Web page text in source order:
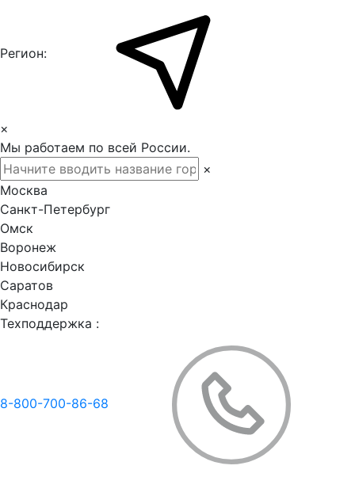
Регион:
×
Мы работаем по всей России.
×
Москва
Санкт-Петербург
Омск
Воронеж
Новосибирск
Саратов
Краснодар
Техподдержка :
8-800-700-86-68